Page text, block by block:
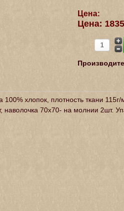
Цена:
Цена:
100% хлопок, плотность ткани
наволочка 70х70- на молнии 2шт.